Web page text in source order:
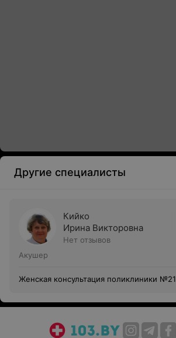
Другие специалисты
Кийко
Ирина Викторовна
Нет отзывов
Акушер
Женская консультация поликлиники №21